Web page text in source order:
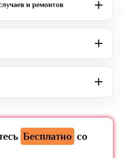
и ремонтов
Бесплатно со